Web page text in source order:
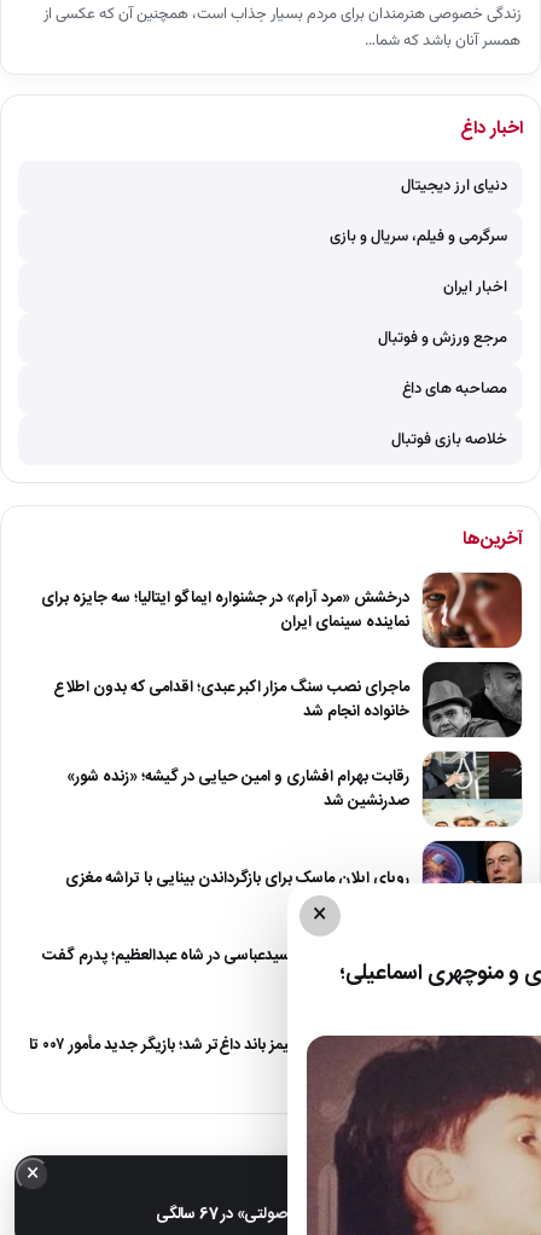
زندگی خصوصی هنرمندان برای مردم بسیار جذاب است، همچنین آن که عکسی از
همسر آنان باشد که شما…
اخبار داغ
دنیای ارز دیجیتال
سرگرمی و فیلم، سریال و بازی
اخبار ایران
مرجع ورزش و فوتبال
مصاحبه های داغ
خلاصه بازی فوتبال
آخرین‌ها
درخشش «مرد آرام» در جشنواره ایماگو ایتالیا؛ سه جایزه برای
نماینده سینمای ایران
ماجرای نصب سنگ مزار اکبر عبدی؛ اقدامی که بدون اطلاع
خانواده انجام شد
رقابت بهرام افشاری و امین حیایی در گیشه؛ «زنده شور»
صدرنشین شد
رویای ایلان ماسک برای بازگرداندن بینایی با تراشه مغزی
درگیری شدید داود سیدعباسی در شاه عبدالعظیم؛ پدرم گفت
طرف مُرد!
رقابت برای نقش جیمز باند داغ‌تر شد؛ بازیگر جدید مأمور ۰۰۷ تا
پایان…
×
منوچهری اسماعیلی؛
× خبر مهم
عکس| تغییر چهره «شهره صولتی» در 67 سالگی